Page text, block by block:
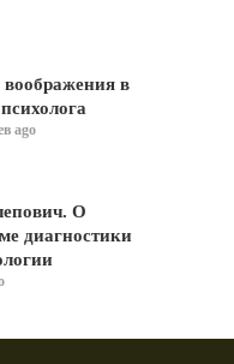
в
ago
О
диагностики